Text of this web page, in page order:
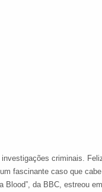
criminais.
fascinante caso que
da BBC, estreou